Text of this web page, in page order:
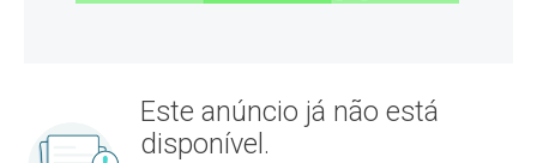
Este anúncio já não está
disponível.